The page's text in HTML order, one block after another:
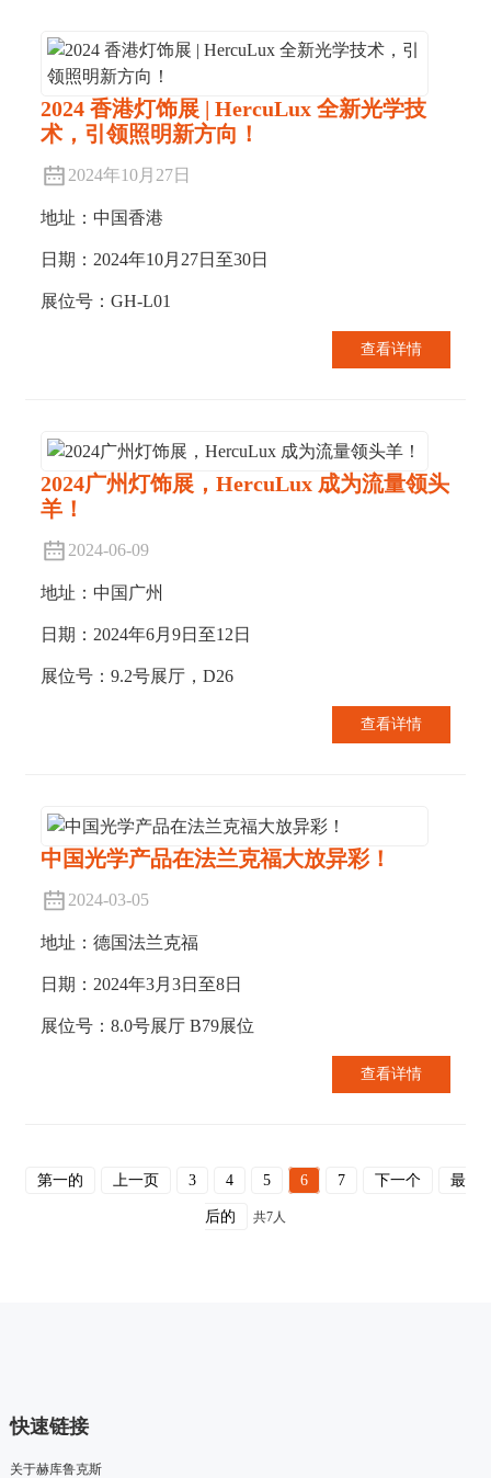
2024 香港灯饰展 | HercuLux 全新光学技
术，引领照明新方向！
2024年10月27日
地址：中国香港
日期：2024年10月27日至30日
展位号：GH-L01
查看详情
2024广州灯饰展，HercuLux 成为流量领头
羊！
2024-06-09
地址：中国广州
日期：2024年6月9日至12日
展位号：9.2号展厅，D26
查看详情
中国光学产品在法兰克福大放异彩！
2024-03-05
地址：德国法兰克福
日期：2024年3月3日至8日
展位号：8.0号展厅 B79展位
查看详情
第一的 上一页 3 4 5 6 7 下一个 最
后的 共7人
快速链接
关于赫库鲁克斯